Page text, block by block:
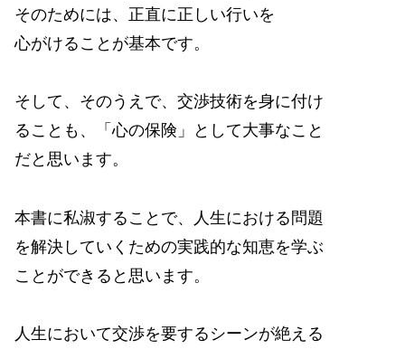
そのためには、正直に正しい行いを
心がけることが基本です。
そして、そのうえで、交渉技術を身に付け
ることも、「心の保険」として大事なこと
だと思います。
本書に私淑することで、人生における問題
を解決していくための実践的な知恵を学ぶ
ことができると思います。
人生において交渉を要するシーンが絶える